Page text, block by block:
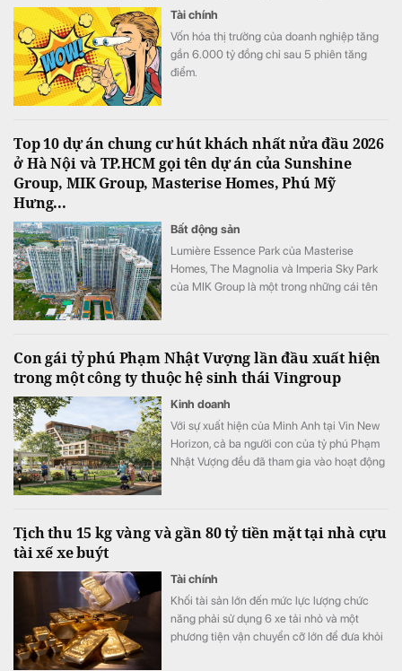
Tài chính
Vốn hóa thị trường của doanh nghiệp tăng
gần 6.000 tỷ đồng chỉ sau 5 phiên tăng
điểm.
Top 10 dự án chung cư hút khách nhất nửa đầu 2026
ở Hà Nội và TP.HCM gọi tên dự án của Sunshine
Group, MIK Group, Masterise Homes, Phú Mỹ
Hưng...
Bất động sản
Lumière Essence Park của Masterise
Homes, The Magnolia và Imperia Sky Park
của MIK Group là một trong những cái tên
Con gái tỷ phú Phạm Nhật Vượng lần đầu xuất hiện
trong một công ty thuộc hệ sinh thái Vingroup
Kinh doanh
Với sự xuất hiện của Minh Anh tại Vin New
Horizon, cả ba người con của tỷ phú Phạm
Nhật Vượng đều đã tham gia vào hoạt động
Tịch thu 15 kg vàng và gần 80 tỷ tiền mặt tại nhà cựu
tài xế xe buýt
Tài chính
Khối tài sản lớn đến mức lực lượng chức
năng phải sử dụng 6 xe tải nhỏ và một
phương tiện vận chuyển cỡ lớn để đưa khỏi